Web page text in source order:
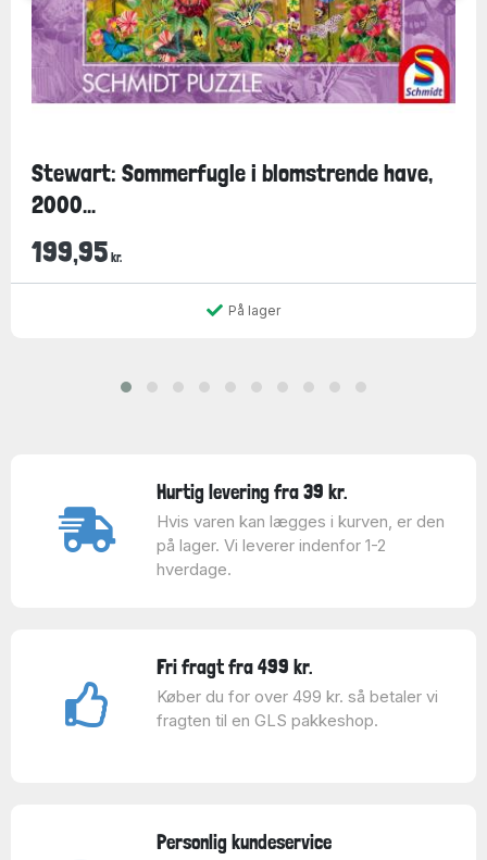
Stewart: Sommerfugle i blomstrende have,
2000...
199,95 kr.
På lager
Hurtig levering fra 39 kr.
Hvis varen kan lægges i kurven, er den
på lager. Vi leverer indenfor 1-2
hverdage.
Fri fragt fra 499 kr.
Køber du for over 499 kr. så betaler vi
fragten til en GLS pakkeshop.
Personlig kundeservice